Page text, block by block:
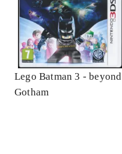
Lego Batman 3 - beyond
Gotham